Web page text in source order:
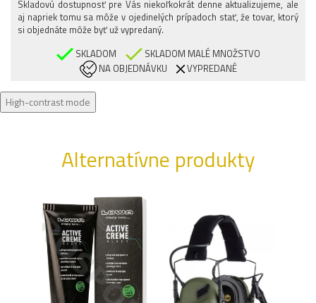
Skladovú dostupnosť pre Vás niekoľkokrát denne aktualizujeme, ale
aj napriek tomu sa môže v ojedinelých prípadoch stať, že tovar, ktorý
si objednáte môže byť už vypredaný.
SKLADOM
SKLADOM MALÉ MNOŽSTVO
NA OBJEDNÁVKU
VYPREDANÉ
High-contrast mode
Alternatívne produkty